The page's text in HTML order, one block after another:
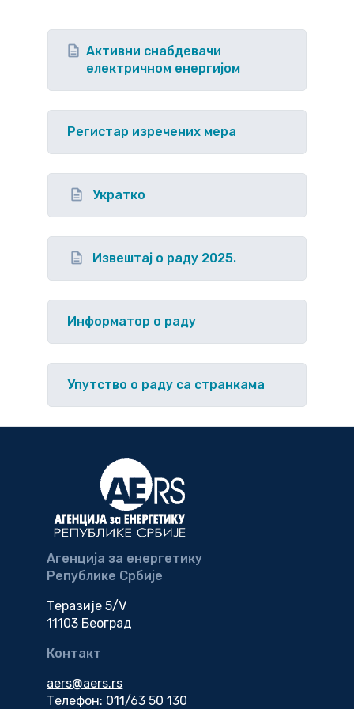
Активни снабдевачи
електричном енергијом
Регистар изречених мера
Укратко
Извештај о раду 2025.
Информатор о раду
Упутство o раду са странкама
Агенција за енергетику
Републике Србије
Теразије 5/V
11103 Београд
Контакт
aers@aers.rs
Телефон: 011/63 50 130